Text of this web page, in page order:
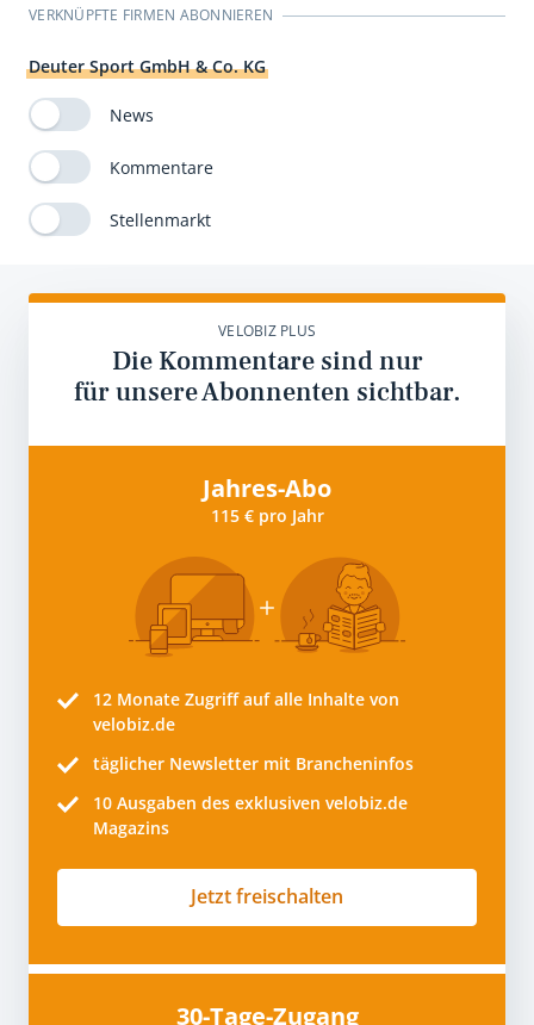
VERKNÜPFTE FIRMEN ABONNIEREN
Deuter Sport GmbH & Co. KG
News
Kommentare
Stellenmarkt
VELOBIZ PLUS
Die Kommentare sind nur
für unsere Abonnenten sichtbar.
Jahres-Abo
115 € pro Jahr
12 Monate Zugriff auf alle Inhalte von
velobiz.de
täglicher Newsletter mit Brancheninfos
10 Ausgaben des exklusiven velobiz.de
Magazins
Jetzt freischalten
30-Tage-Zugang